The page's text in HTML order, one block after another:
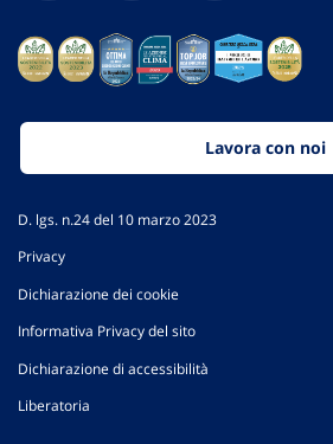
Lavora con noi
D. lgs. n.24 del 10 marzo 2023
Privacy
Dichiarazione dei cookie
Informativa Privacy del sito
Dichiarazione di accessibilità
Liberatoria